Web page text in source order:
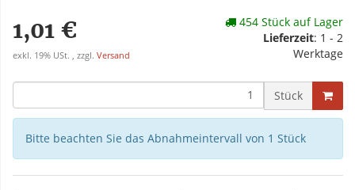
1,01 €
exkl. 19% USt. , zzgl. Versand
454 Stück auf Lager
Lieferzeit: 1 - 2
Werktage
Stück
Bitte beachten Sie das Abnahmeintervall von 1 Stück